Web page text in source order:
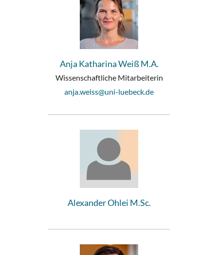
Anja Katharina Weiß M.A.
Wissenschaftliche Mitarbeiterin
anja.weiss@uni-luebeck.de
Alexander Ohlei M.Sc.